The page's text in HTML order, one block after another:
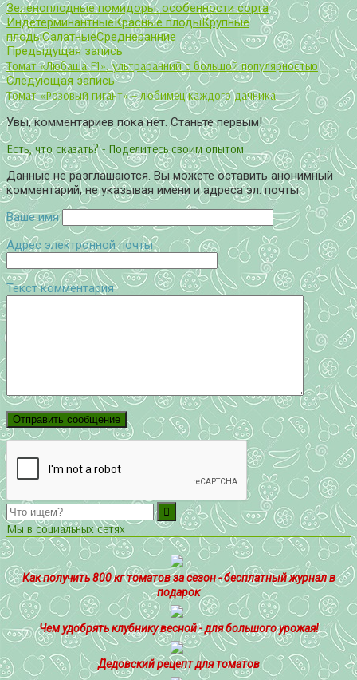
Зеленоплодные помидоры: особенности сорта
ИндетерминантныеКрасные плодыКрупные
плодыСалатныеСреднеранние
Предыдущая запись
Томат «Любаша F1»: ультраранний с большой популярностью
Следующая запись
Томат «Розовый гигант» – любимец каждого дачника
Увы, комментариев пока нет. Станьте первым!
Есть, что сказать? - Поделитесь своим опытом
Данные не разглашаются. Вы можете оставить анонимный
комментарий, не указывая имени и адреса эл. почты
Ваше имя
Адрес электронной почты
Текст комментария
Мы в социальных сетях
Как получить 800 кг томатов за сезон - бесплатный журнал в
подарок
Чем удобрять клубнику весной - для большого урожая!
Дедовский рецепт для томатов